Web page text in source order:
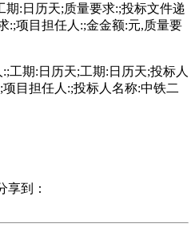
期:日历天;质量要求:;投标文件递
:;项目担任人:;金金额:元,质量要
期:日历天;工期:日历天;投标人
目担任人:;投标人名称:中铁二
享到：